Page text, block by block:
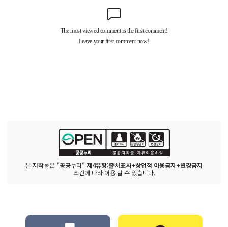
본 저작물은 "공공누리" 제4유형:출처표시+상업적 이용금지+변경금지
조건에 따라 이용 할 수 있습니다.